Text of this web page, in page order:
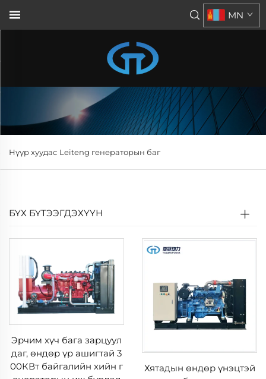
MN
Нүүр хуудас Leiteng генераторын баг
БҮХ БҮТЭЭГДЭХҮҮН
Эрчим хүч бага зарцуул
даг, өндөр үр ашигтай 3
00КВт байгалийн хийн г
Хятадын өндөр үнэцтэй